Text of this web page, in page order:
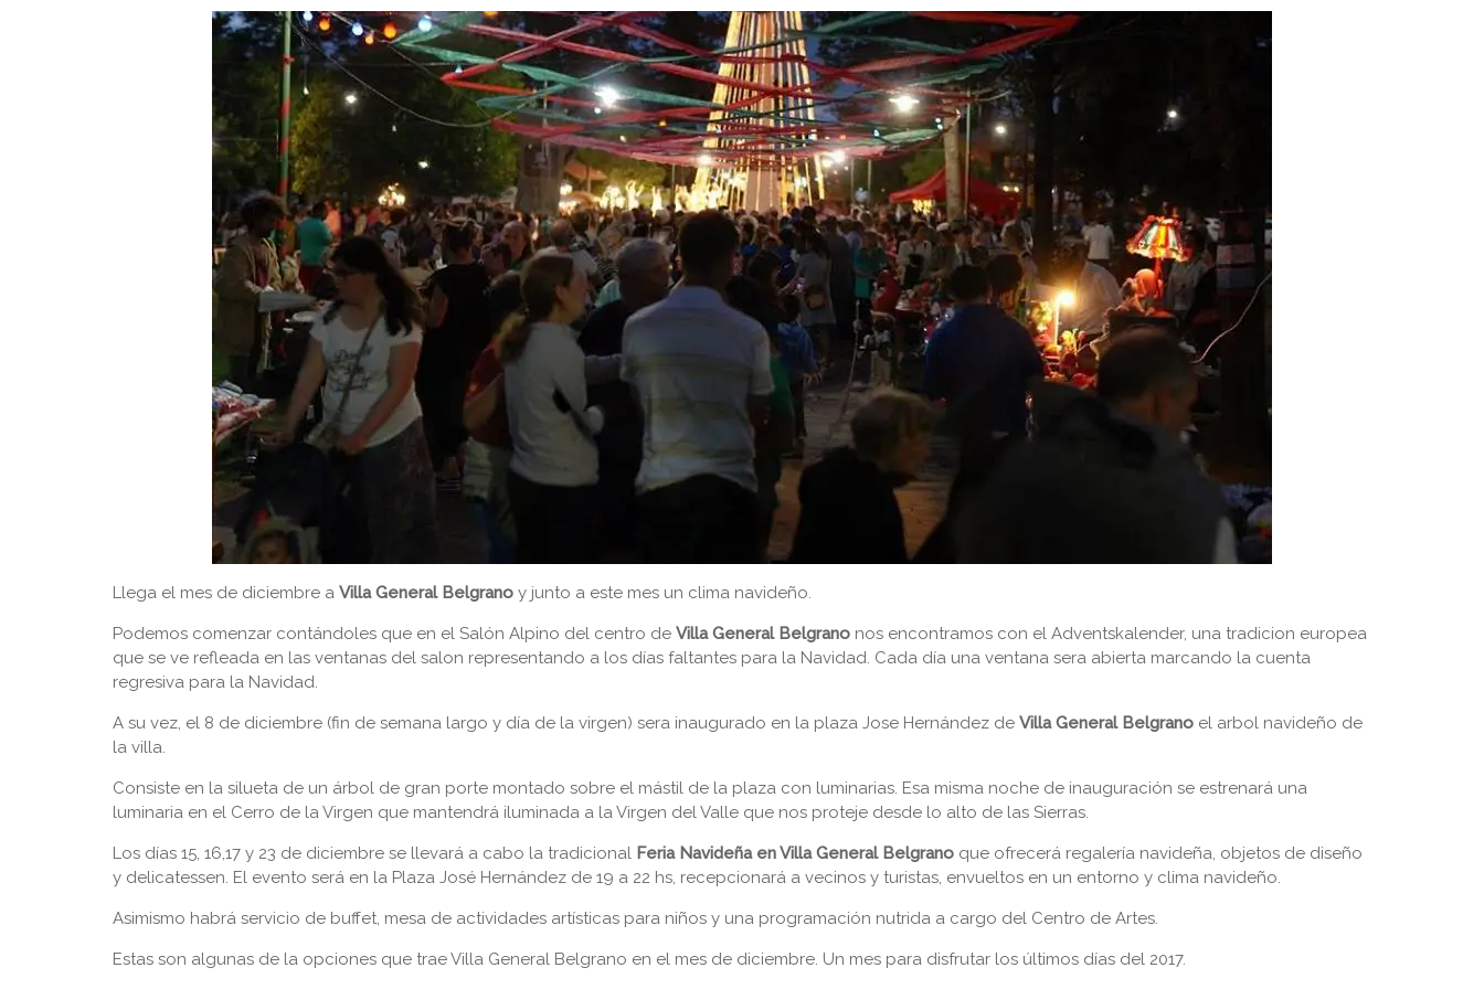
Llega el mes de diciembre a Villa General Belgrano y junto a este mes un clima navideño.
Podemos comenzar contándoles que en el Salón Alpino del centro de Villa General Belgrano nos encontramos con el Adventskalender, una tradicion europea
que se ve refleada en las ventanas del salon representando a los días faltantes para la Navidad. Cada día una ventana sera abierta marcando la cuenta
regresiva para la Navidad.
A su vez, el 8 de diciembre (fin de semana largo y día de la virgen) sera inaugurado en la plaza Jose Hernández de Villa General Belgrano el arbol navideño de
la villa.
Consiste en la silueta de un árbol de gran porte montado sobre el mástil de la plaza con luminarias. Esa misma noche de inauguración se estrenará una
luminaria en el Cerro de la Virgen que mantendrá iluminada a la Virgen del Valle que nos proteje desde lo alto de las Sierras.
Los días 15, 16,17 y 23 de diciembre se llevará a cabo la tradicional Feria Navideña en Villa General Belgrano que ofrecerá regalería navideña, objetos de diseño
y delicatessen. El evento será en la Plaza José Hernández de 19 a 22 hs, recepcionará a vecinos y turistas, envueltos en un entorno y clima navideño.
Asimismo habrá servicio de buffet, mesa de actividades artísticas para niños y una programación nutrida a cargo del Centro de Artes.
Estas son algunas de la opciones que trae Villa General Belgrano en el mes de diciembre. Un mes para disfrutar los últimos días del 2017.